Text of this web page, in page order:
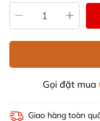
Gọi đặt mua
Giao hàng toàn